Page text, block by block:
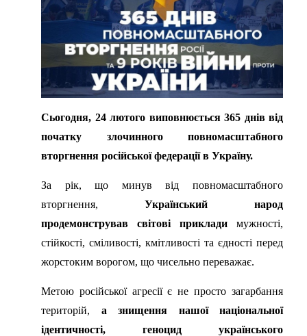
Сьогодня, 24 лютого виповнюється 365 днів від
початку злочинного повномасштабного
вторгнення російської федерації в Україну.
За рік, що минув від повномасштабного
вторгнення, Український народ
продемонстрував світові приклади мужності,
стійкості, сміливості, кмітливості та єдності перед
жорстоким ворогом, що чисельно переважає.
Метою російської агресії є не просто загарбання
територій, а знищення нашої національної
ідентичності, геноцид українського